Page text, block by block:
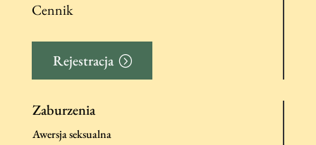
Cennik
Rejestracja
Zaburzenia
Awersja seksualna